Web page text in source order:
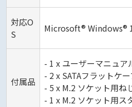
対応O
S
Microsoft® Windows®
付属品
- 1 x ユーザーマニュア
- 2 x SATAフラットケ
- 5 x M.2 ソケット用ね
- 1 x M.2 ソケット用ス